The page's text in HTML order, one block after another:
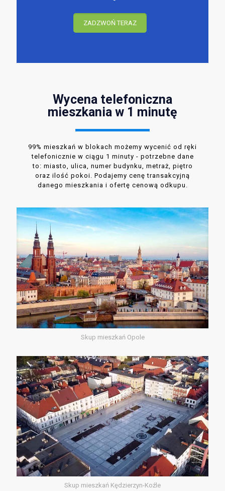
ZADZWOŃ TERAZ
Wycena telefoniczna
mieszkania w 1 minutę
99% mieszkań w blokach możemy wycenić od ręki
telefonicznie w ciągu 1 minuty - potrzebne dane
to: miasto, ulica, numer budynku, metraż, piętro
oraz ilość pokoi. Podajemy cenę transakcyjną
danego mieszkania i ofertę cenową odkupu.
Skup mieszkań Opole
Skup mieszkań Kędzierzyn-Koźle